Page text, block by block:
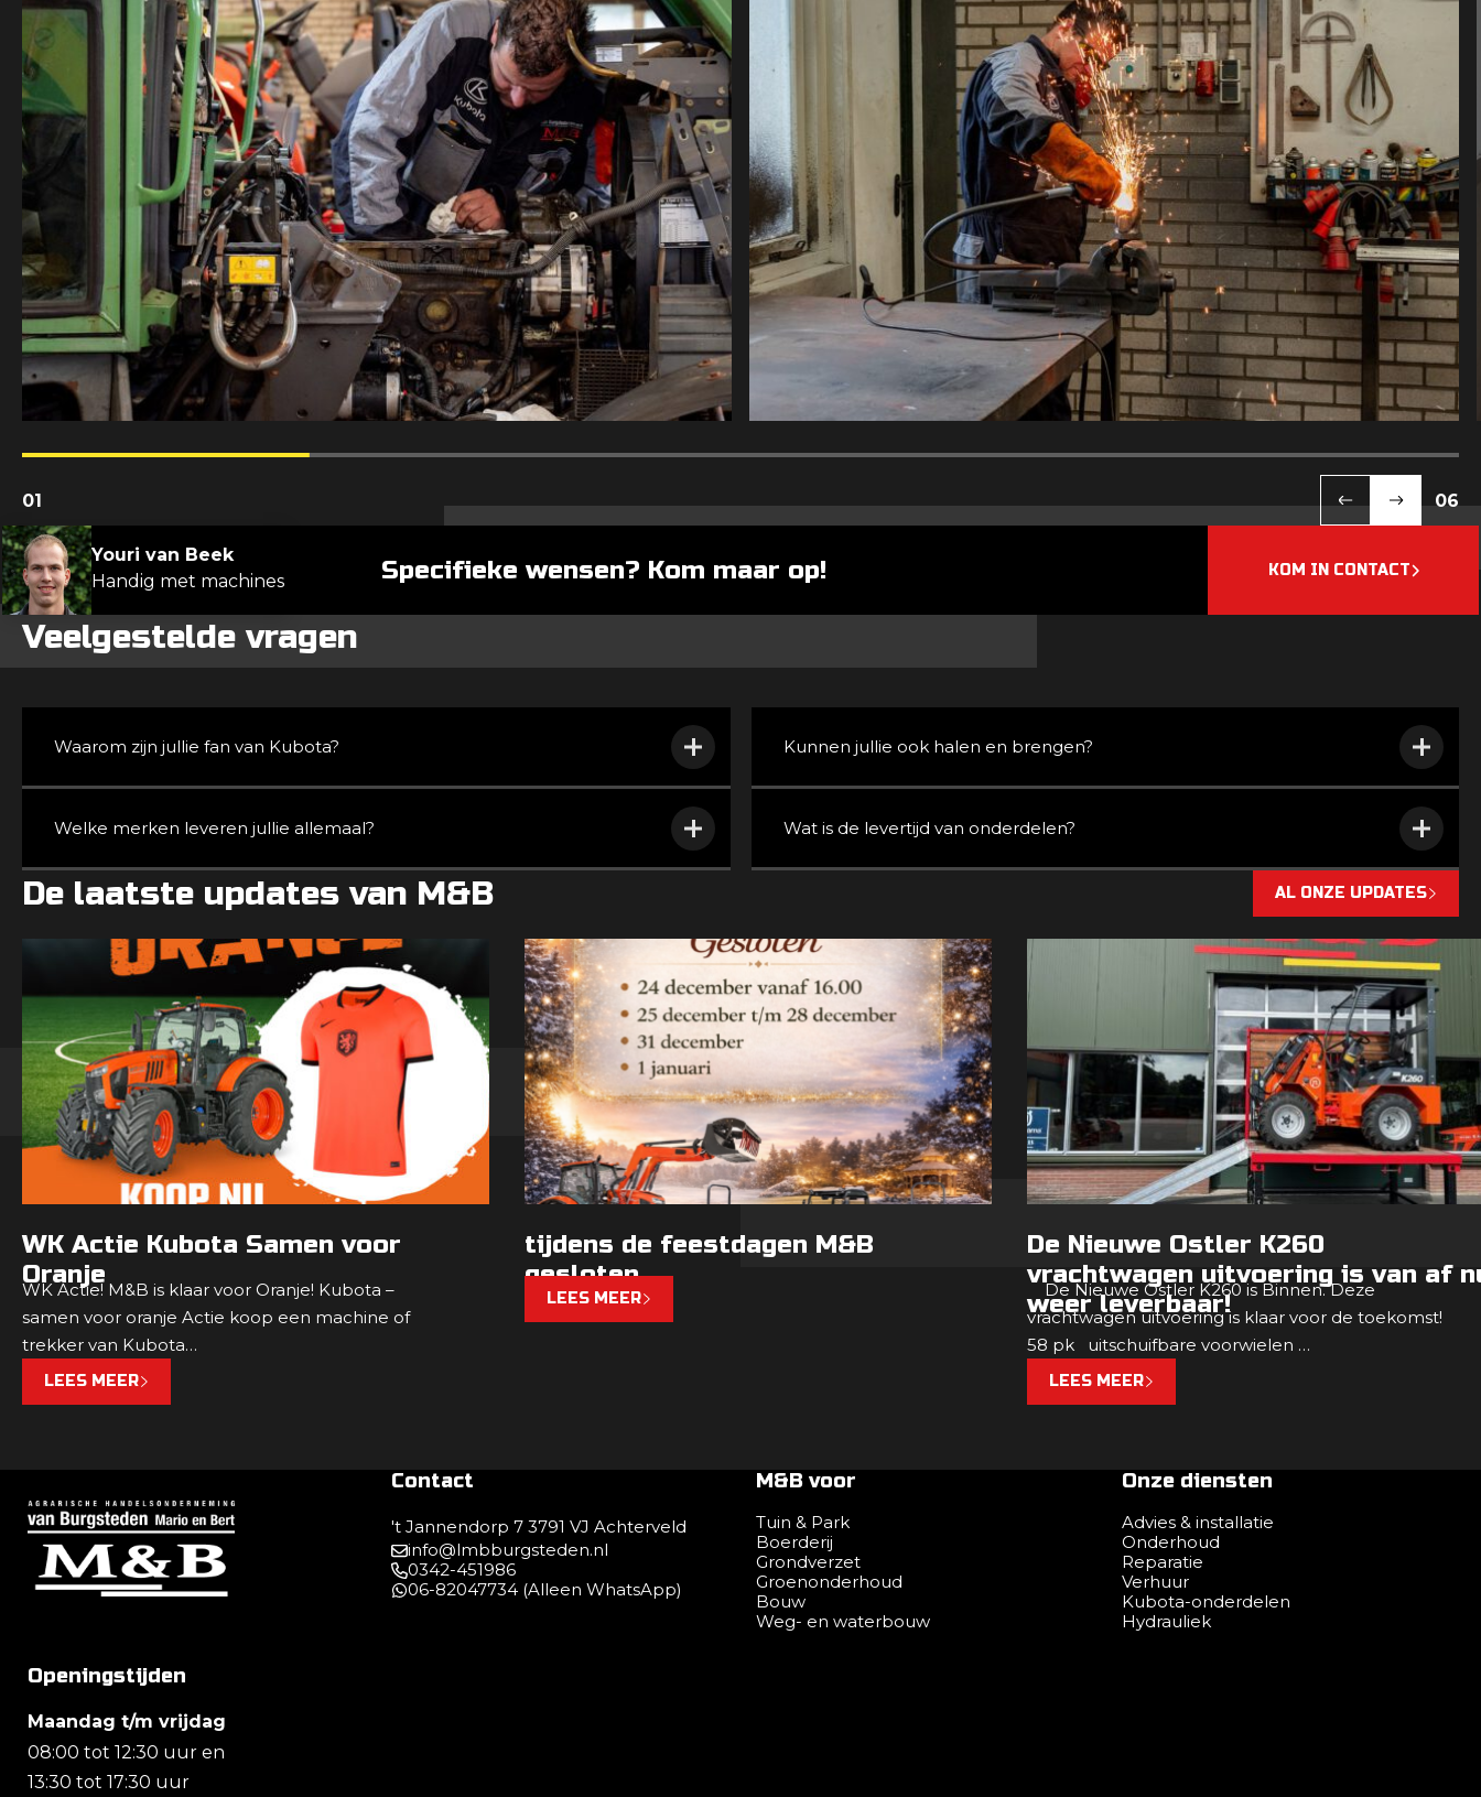
01 06
Specifieke wensen? Kom maar op!
Youri van Beek
Handig met machines
KOM IN CONTACT
Veelgestelde vragen
Waarom zijn jullie fan van Kubota?
Welke merken leveren jullie allemaal?
Kunnen jullie ook halen en brengen?
Wat is de levertijd van onderdelen?
De laatste updates van M&B AL ONZE UPDATES
WK Actie Kubota Samen voor
Oranje
WK Actie! M&B is klaar voor Oranje! Kubota –
samen voor oranje Actie koop een machine of
trekker van Kubota…
LEES MEER
tijdens de feestdagen M&B
gesloten
LEES MEER
De Nieuwe Ostler K260
vrachtwagen uitvoering is van af
weer leverbaar!
De Nieuwe Ostler K260 is Binnen. Deze
vrachtwagen uitvoering is klaar voor de toekomst!
58 pk uitschuifbare voorwielen …
LEES MEER
TERUG NAAR DE STARTPAGINA
Contact
't Jannendorp 7 3791 VJ Achterveld
info@lmbburgsteden.nl
0342-451986
06-82047734 (Alleen WhatsApp)
M&B voor
Tuin & Park
Boerderij
Grondverzet
Groenonderhoud
Bouw
Weg- en waterbouw
Onze diensten
Advies & installatie
Onderhoud
Reparatie
Verhuur
Kubota-onderdelen
Hydrauliek
Openingstijden
Maandag t/m vrijdag
08:00 tot 12:30 uur en
13:30 tot 17:30 uur